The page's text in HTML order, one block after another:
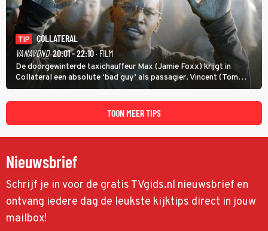
TIP
COLLATERAL
VANAVOND 20:01 - 22:10· FILM
De doorgewinterde taxichauffeur Max (Jamie Foxx) krijgt in
Collateral een absolute ‘bad guy’ als passagier. Vincent (Tom
Cruise) heeft hem nodig om hem de stad door te loodsen om een
wel heel lugubere reden.
TOON MEER TIPS
Nieuwsbrief
Schrijf je in voor de gratis TVgids.nl nieuwsbrief en
ontvang iedere dag de leukste kijktips direct in jouw
mailbox!